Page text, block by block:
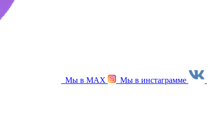
Мы в МАХ
Мы в инстаграмме